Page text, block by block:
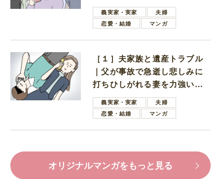
母義実家・実家
夫婦
恋愛・結婚
マンガ
［１］夫家族と遺産トラブル
｜父が事故で急逝し悲しみに
打ちひしがれる妻を力強い言
葉で励ます夫
義実家・実家
夫婦
恋愛・結婚
マンガ
オリジナルマンガをもっと見る